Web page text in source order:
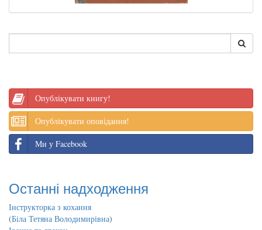
Опублікувати книгу!
Опублікувати оповідання!
Ми у Facebook
Останні надходження
Інструкторка з кохання
(Біла Тетяна Володимирівна)